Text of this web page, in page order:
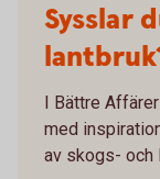
Sysslar
I Bättre
med
av skogs- och